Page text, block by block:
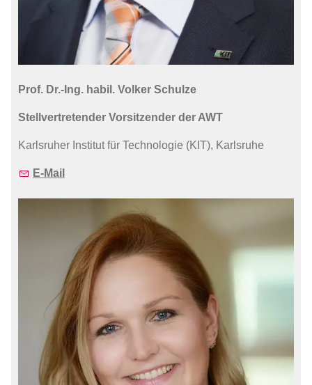
Prof. Dr.-Ing. habil. Volker Schulze
Stellvertretender Vorsitzender der AWT
Karlsruher Institut für Technologie (KIT), Karlsruhe
E-Mail